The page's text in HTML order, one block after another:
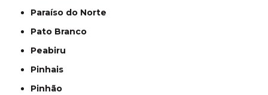
Paraíso do Norte
Pato Branco
Peabiru
Pinhais
Pinhão